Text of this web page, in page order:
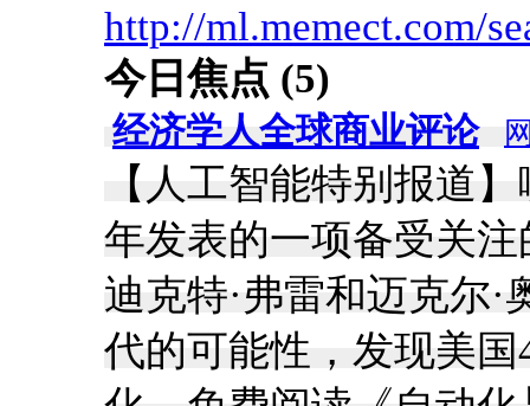
http://ml.memect.com/
今日焦点 (5)
经济学人全球商业评论
【人工智能特别报道
年发表的一项备受关
迪克特·弗雷和迈克尔
代的可能性，发现美